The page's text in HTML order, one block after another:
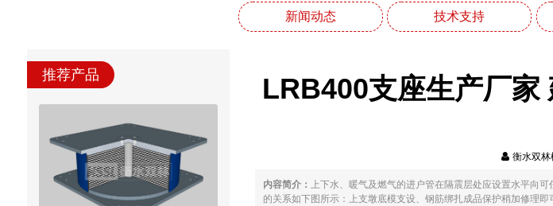
新闻动态 技术支持
推荐产品
LRB400支座生产厂家
衡水双
内容简介：
上下水、暖气及燃气的进户管在隔震层处应设置水平向
的关系如下图所示：上支墩底模支设、钢筋绑扎成品保护稍加修理